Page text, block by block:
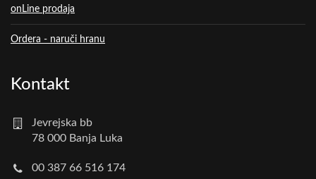
onLine prodaja
Ordera - naruči hranu
Kontakt
Jevrejska bb
78 000 Banja Luka
00 387 66 516 174